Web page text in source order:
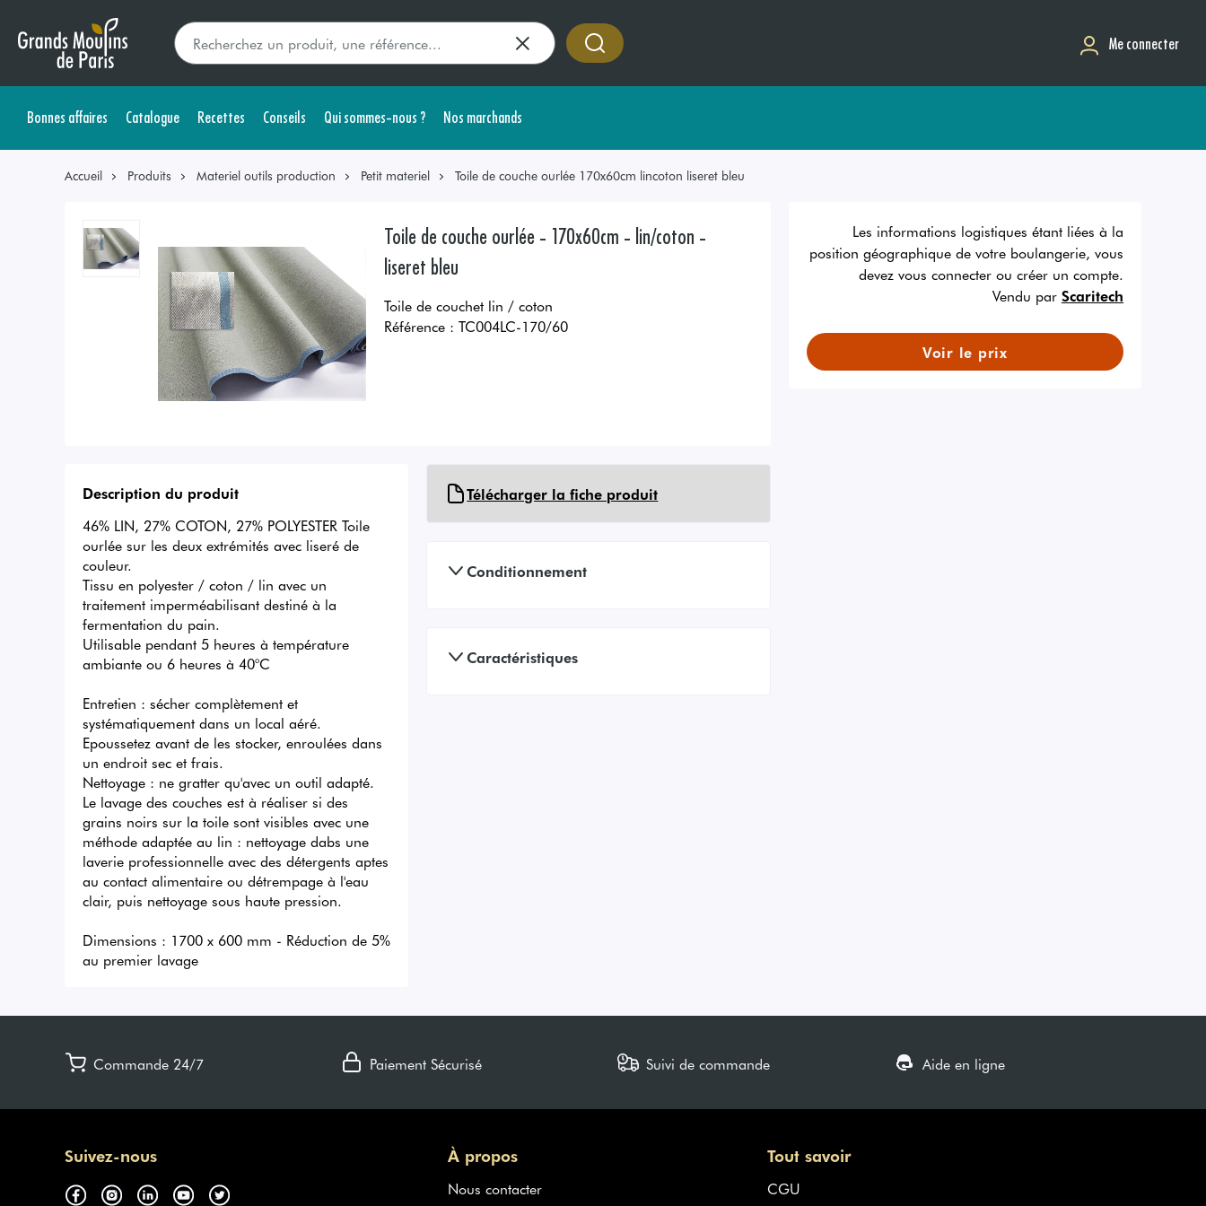
Me connecter
Bonnes affaires Catalogue Recettes Conseils Qui sommes-nous ? Nos marchands
Accueil Produits Materiel outils production Petit materiel Toile de couche ourlée 170x60cm lincoton liseret bleu
Toile de couche ourlée - 170x60cm - lin/coton -
liseret bleu
Toile de couchet lin / coton
Référence : TC004LC-170/60
Les informations logistiques étant liées à la
position géographique de votre boulangerie, vous
devez vous connecter ou créer un compte.
Vendu par Scaritech
Voir le prix
Description du produit
46% LIN, 27% COTON, 27% POLYESTER Toile
ourlée sur les deux extrémités avec liseré de
couleur.
Tissu en polyester / coton / lin avec un
traitement imperméabilisant destiné à la
fermentation du pain.
Utilisable pendant 5 heures à température
ambiante ou 6 heures à 40°C
Entretien : sécher complètement et
systématiquement dans un local aéré.
Epoussetez avant de les stocker, enroulées dans
un endroit sec et frais.
Nettoyage : ne gratter qu'avec un outil adapté.
Le lavage des couches est à réaliser si des
grains noirs sur la toile sont visibles avec une
méthode adaptée au lin : nettoyage dabs une
laverie professionnelle avec des détergents aptes
au contact alimentaire ou détrempage à l'eau
clair, puis nettoyage sous haute pression.
Dimensions : 1700 x 600 mm - Réduction de 5%
au premier lavage
Télécharger la fiche produit
Conditionnement
Caractéristiques
Commande 24/7 Paiement Sécurisé Suivi de commande Aide en ligne
Suivez-nous À propos
Nous contacter
Tout savoir
CGU